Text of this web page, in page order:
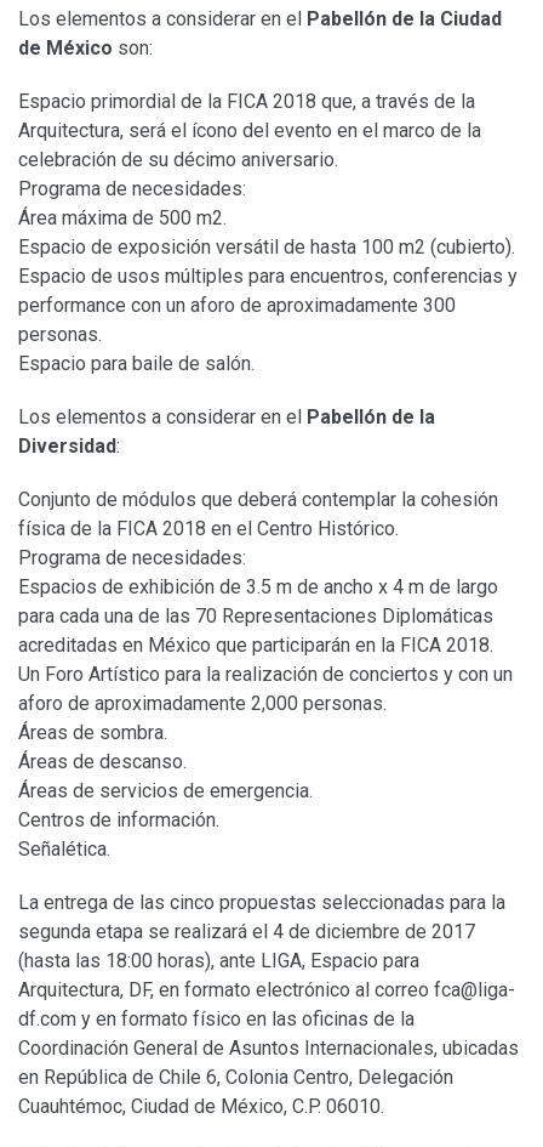
Los elementos a considerar en el
Pabellón de la Ciudad
de México son:
Espacio primordial de la FICA 2018 que, a través de la
Arquitectura, será el ícono del evento en el marco de la
celebración de su décimo aniversario.
Programa de necesidades:
Área máxima de 500 m2.
Espacio de exposición versátil de hasta 100 m2 (cubierto).
Espacio de usos múltiples para encuentros, conferencias y
performance con un aforo de aproximadamente 300
personas.
Espacio para baile de salón.
Los elementos a considerar en el
Pabellón de la
Diversidad:
Conjunto de módulos que deberá contemplar la cohesión
física de la FICA 2018 en el Centro Histórico.
Programa de necesidades:
Espacios de exhibición de 3.5 m de ancho x 4 m de largo
para cada una de las 70 Representaciones Diplomáticas
acreditadas en México que participarán en la FICA 2018.
Un Foro Artístico para la realización de conciertos y con un
aforo de aproximadamente 2,000 personas.
Áreas de sombra.
Áreas de descanso.
Áreas de servicios de emergencia.
Centros de información.
Señalética.
La entrega de las cinco propuestas seleccionadas para la
segunda etapa se realizará el 4 de diciembre de 2017
(hasta las 18:00 horas), ante LIGA, Espacio para
Arquitectura, DF, en formato electrónico al correo fca@liga-
df.com y en formato físico en las oficinas de la
Coordinación General de Asuntos Internacionales, ubicadas
en República de Chile 6, Colonia Centro, Delegación
Cuauhtémoc, Ciudad de México, C.P. 06010.